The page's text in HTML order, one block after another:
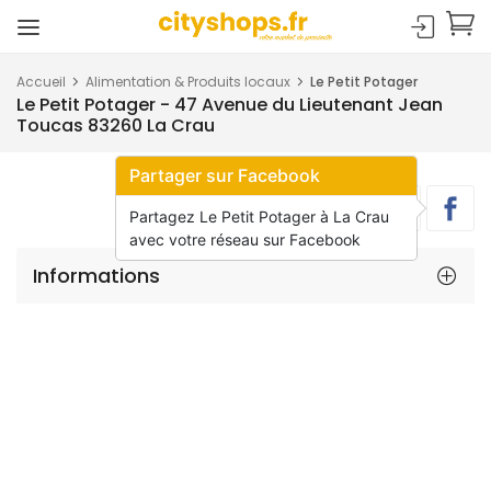
Accueil Alimentation & Produits locaux Le Petit Potager
Le Petit Potager - 47 Avenue du Lieutenant Jean
Toucas 83260 La Crau
Informations
Partager sur Facebook
Partagez Le Petit Potager à La Crau
avec votre réseau sur Facebook